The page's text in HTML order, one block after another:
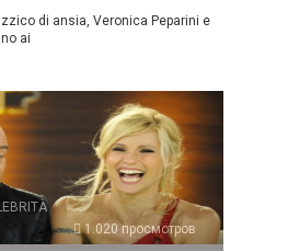
di ansia, Veronica Peparini e
ai
1.020 просмотров